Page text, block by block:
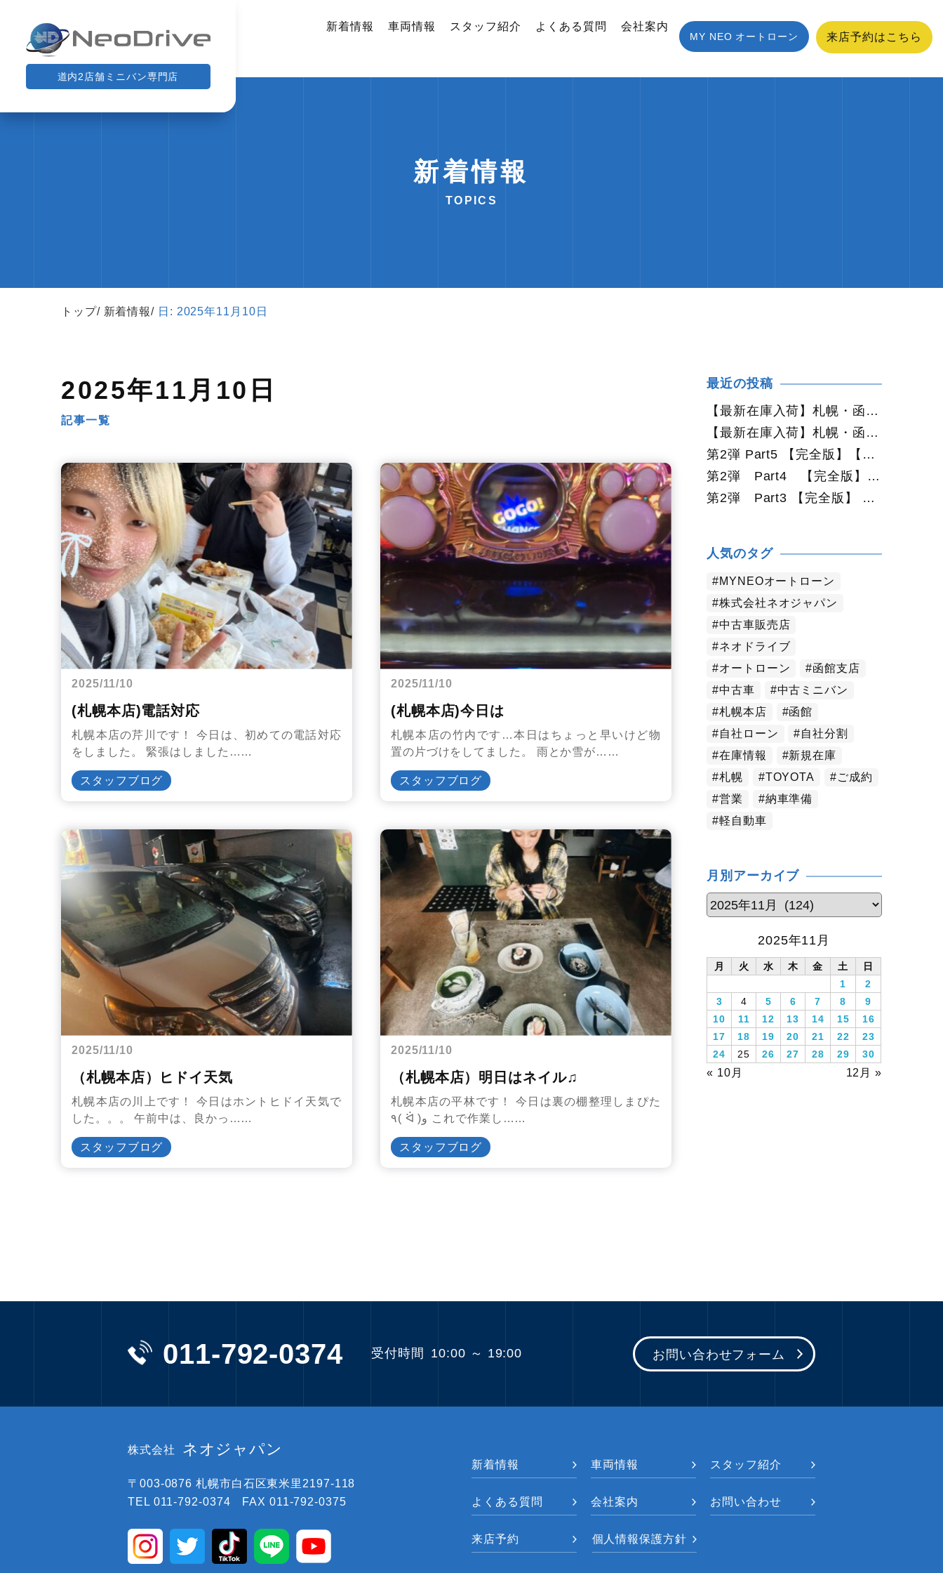
道内2店舗ミニバン専門店
新着情報 車両情報 スタッフ紹介 よくある質問 会社案内
MY NEO オートローン 来店予約はこちら
新着情報
TOPICS
トップ 新着情報 日: 2025年11月10日
2025年11月10日
記事一覧
2025/11/10
(札幌本店)電話対応
札幌本店の芹川です！ 今日は、初めての電話対応
をしました。 緊張はしました……
スタッフブログ
2025/11/10
(札幌本店)今日は
札幌本店の竹内です…本日はちょっと早いけど物
置の片づけをしてました。 雨とか雪が……
スタッフブログ
2025/11/10
（札幌本店）ヒドイ天気
札幌本店の川上です！ 今日はホントヒドイ天気で
した。。。 午前中は、良かっ……
スタッフブログ
2025/11/10
（札幌本店）明日はネイル♫
札幌本店の平林です！ 今日は裏の棚整理しまぴた
٩( ᐛ )و これで作業し……
スタッフブログ
最近の投稿
【最新在庫入荷】札幌・函館で人気の中古車が続々入庫中｜早い者勝ち！【トヨタ ヴォクシー2.0ZS煌Ⅱ 4WD】
【最新在庫入荷】札幌・函館で人気の中古車が続々入庫中｜早い者勝ち！【ダイハツ タント660カスタムX 4WD】
第2弾 Part5 【完全版】【2026年最新版】札幌で中古車を買うなら何月がおすすめ？狙い目の時期・冬前に買うメリットを徹底解説
第2弾 Part4 【完全版】 【2026年最新版】札幌で中古車を買うなら2WDと4WDどっち？北海道の雪道・燃費・価格・維持費を徹底比較
第2弾 Part3 【完全版】 【2026年最新版】札幌で軽自動車を持つと月々いくら？維持費・ガソリン・保険・車検・冬タイヤまで徹底解説
人気のタグ
MYNEOオートローン
株式会社ネオジャパン
中古車販売店
ネオドライブ
オートローン
函館支店
中古車
中古ミニバン
札幌本店
函館
自社ローン
自社分割
在庫情報
新規在庫
札幌
TOYOTA
ご成約
営業
納車準備
軽自動車
月別アーカイブ
2025年11月
月 火 水 木 金 土
日
1
2
3
4 5 6 7 8
9
10
11 12 13 14 15
16
17
18 19 20 21 22
23
24
25 26 27 28 29 30
« 10月 12月 »
011-792-0374 受付時間 10:00 ～ 19:00 お問い合わせフォーム
株式会社 ネオジャパン
〒003-0876札幌市白石区東米里2197-118
TEL 011-792-0374 FAX 011-792-0375
新着情報 車両情報 スタッフ紹介
よくある質問 会社案内 お問い合わせ
来店予約 個人情報保護方針